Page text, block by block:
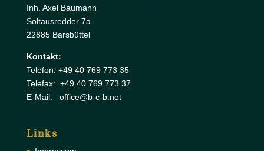
Inh. Axel Baumann
Soltausredder 7a
22885 Barsbüttel
Kontakt:
Telefon: +49 40 769 773 35
Telefax: +49 40 769 773 37
E-Mail: office@b-c-b.net
Links